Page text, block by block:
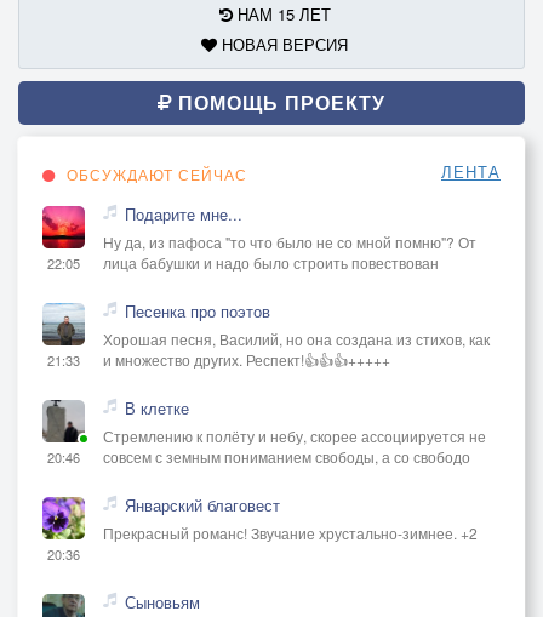
НАМ 15 ЛЕТ
НОВАЯ ВЕРСИЯ
ПОМОЩЬ ПРОЕКТУ
ОБСУЖДАЮТ СЕЙЧАС ЛЕНТА
22:05
Подарите мне...
Ну да, из пафоса "то что было не со мной помню"? От
лица бабушки и надо было строить повествован
21:33
Песенка про поэтов
Хорошая песня, Василий, но она создана из стихов, как
и множество других. Респект!👍👍👍+++++
20:46
В клетке
Стремлению к полёту и небу, скорее ассоциируется не
совсем с земным пониманием свободы, а со свободо
20:36
Январский благовест
Прекрасный романс! Звучание хрустально-зимнее. +2
Сыновьям